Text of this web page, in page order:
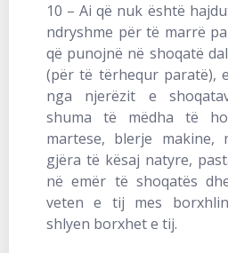
10 – Ai që nuk është
ndryshme për të marrë
që punojnë në shoqatë
(për të tërhequr paratë),
nga njerëzit e
shuma të mëdha të
martese, blerje makine,
gjëra të kësaj natyre,
në emër të shoqatës
veten e tij mes
shlyen borxhet e tij.